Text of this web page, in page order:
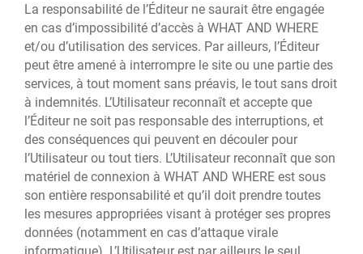
La responsabilité de l’Éditeur ne saurait être engagée
en cas d’impossibilité d’accès à WHAT AND WHERE
et/ou d’utilisation des services. Par ailleurs, l’Éditeur
peut être amené à interrompre le site ou une partie des
services, à tout moment sans préavis, le tout sans droit
à indemnités. L’Utilisateur reconnaît et accepte que
l’Éditeur ne soit pas responsable des interruptions, et
des conséquences qui peuvent en découler pour
l’Utilisateur ou tout tiers. L’Utilisateur reconnaît que son
matériel de connexion à WHAT AND WHERE est sous
son entière responsabilité et qu’il doit prendre toutes
les mesures appropriées visant à protéger ses propres
données (notamment en cas d’attaque virale